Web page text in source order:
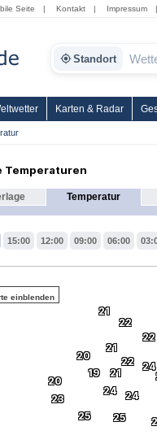
Seite | Kontakt | Impressum |
Standort
Karten & Radar
Temperaturen
Temperatur
15:00 12:00 09:00 06:00
einblenden
25
24 24
21
22
23
25
20
24
22
19
21
20
21
22